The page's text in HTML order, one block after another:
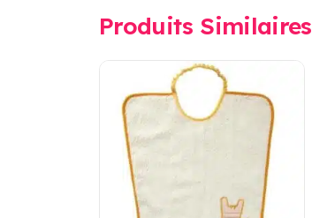
Produits Similaires